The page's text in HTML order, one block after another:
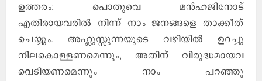
ഉത്തരം: പൊതുവെ മന്‍ഹജിനോട്
എതിരായവരില്‍ നിന്ന് നാം ജനങ്ങളെ താക്കീത്
ചെയ്യും. അഹ്ലുസ്സുന്നയുടെ വഴിയില്‍ ഉറച്ചു
നിലകൊള്ളണമെന്നും, അതിന് വിരുദ്ധമായവ
വെടിയണമെന്നും നാം പറഞ്ഞു